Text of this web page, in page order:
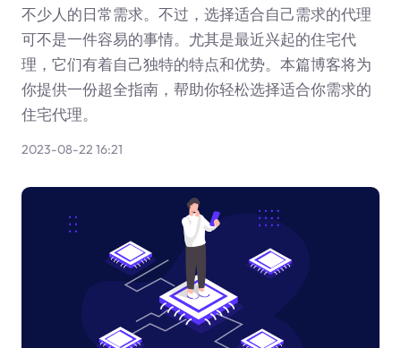
不少人的日常需求。不过，选择适合自己需求的代理
可不是一件容易的事情。尤其是最近兴起的住宅代
理，它们有着自己独特的特点和优势。本篇博客将为
你提供一份超全指南，帮助你轻松选择适合你需求的
住宅代理。
2023-08-22 16:21